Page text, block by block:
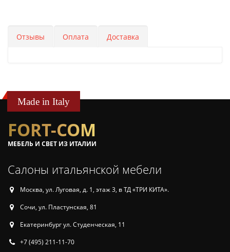
Отзывы Оплата Доставка
Made in Italy
FORT-COM
МЕБЕЛЬ И СВЕТ ИЗ ИТАЛИИ
Салоны итальянской мебели
Москва, ул. Луговая, д. 1, этаж 3, в ТД «ТРИ КИТА».
Сочи, ул. Пластунская, 81
Екатеринбург ул. Студенческая, 11
+7 (495) 211-11-70